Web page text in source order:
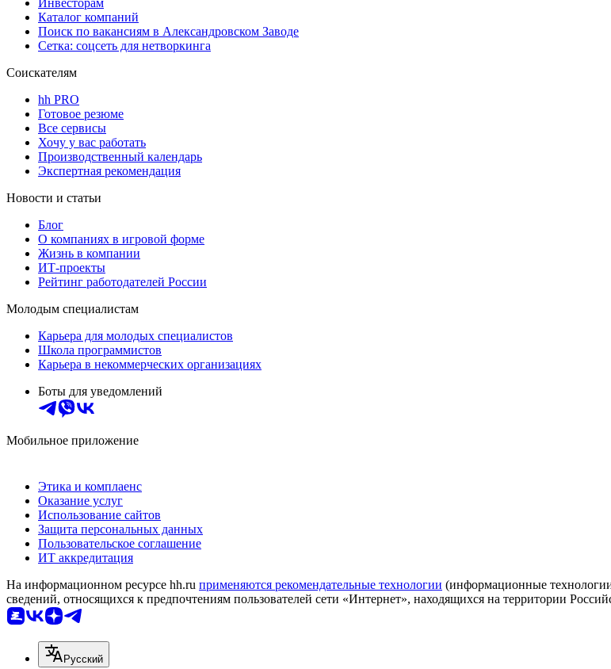
Каталог компаний
Поиск по вакансиям в Александровском Заводе
Сетка: соцсеть для нетворкинга
Соискателям
hh PRO
Готовое резюме
Все сервисы
Хочу у вас работать
Производственный календарь
Экспертная рекомендация
Новости и статьи
Блог
О компаниях в игровой форме
Жизнь в компании
ИТ-проекты
Рейтинг работодателей России
Молодым специалистам
Карьера для молодых специалистов
Школа программистов
Карьера в некоммерческих организациях
Боты для уведомлений
Мобильное приложение
Этика и комплаенс
Оказание услуг
Использование сайтов
Защита персональных данных
Пользовательское соглашение
ИТ аккредитация
На информационном ресурсе hh.ru применяются рекомендательные технологии (информационные
сведений, относящихся к предпочтениям пользователей сети «Интернет», находящихся на территории
Русский